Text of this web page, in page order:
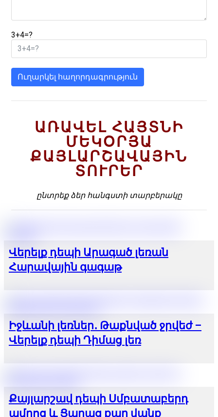
3+4=?
Ուղարկել հաղորդագրություն
ԱՌԱՎԵԼ ՀԱՅՏՆԻ
ՄԵԿՕՐՅԱ
ՔԱՅԼԱՐՇԱՎԱՅԻՆ
ՏՈՒՐԵՐ
ընտրեք ձեր հանգստի տարբերակը
Վերելք դեպի Արագած լեռան
Հարավային գագաթ
Իջևանի լեռներ․ Թաքնված ջրվեժ –
Վերելք դեպի Դիմաց լեռ
Քայլարշավ դեպի Սմբատաբերդ
ամրոց և Ցաղաց քար վանք